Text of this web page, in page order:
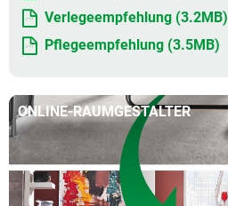
Verlegeempfehlung (3.2MB)
Pflegeempfehlung (3.5MB)
ONLINE-RAUMGESTALTER